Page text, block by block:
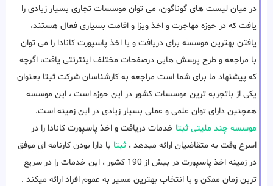
در میان لیست های گوناگون، می توان موسسات تجاری بسیار زیادی را
یافت که در حوزه مهاجرت و اخذ ویزا و اقامت بسیاری فعال هستند،
یافتن بهترین موسسه برای دریافت و یا اخذ پاسپورت کانادا را می توان
با مراجعه و طرح پرسش هایی درصفحات مختلف اینترنتی یافت، اگرچه
که پیشنهاد ما برای شما است مراجعه به کارشناسان شرکت ثبتا بعنوان
یکی از باتجربه ترین موسسات کشور در این حوزه است ، این موسسه
همچنین دارای توان علمی و عملی بسیار زیادی در این زمینه است.
موسسه چند ملیتی ثبتا خدمات دریافت و اخذ پاسپورت کانادا را در
اسرع وقت به متقاضیان ارائه میدهد ، ثبتا با دارا بودن کارنامه ای موفق
در زمینه اخذ پاسپورت در بیش از 190 کشور ، این خدمات را در سریع
ترین زمان ممکن و با انتخاب بهترین مسیر به عموم افراد ارائه میکند .